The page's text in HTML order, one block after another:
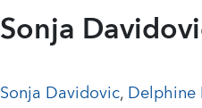
Sonja
Sonja Davidovic,Delphine